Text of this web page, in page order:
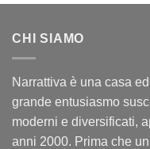
CHI SIAMO
Narrattiva è una casa
grande entusiasmo
moderni e diversificati,
anni 2000. Prima che